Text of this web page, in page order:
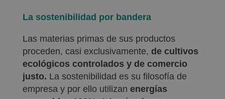
La sostenibilidad por bandera
Las materias primas de sus productos
proceden, casi exclusivamente, de cultivos
ecológicos controlados y de comercio
justo. La sostenibilidad es su filosofía de
empresa y por ello utilizan energías